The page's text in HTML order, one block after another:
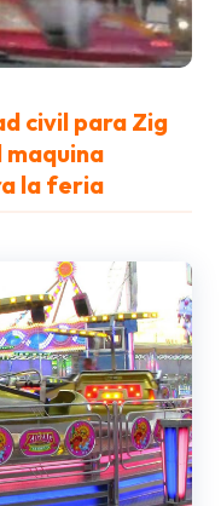
civil para Zig
la feria